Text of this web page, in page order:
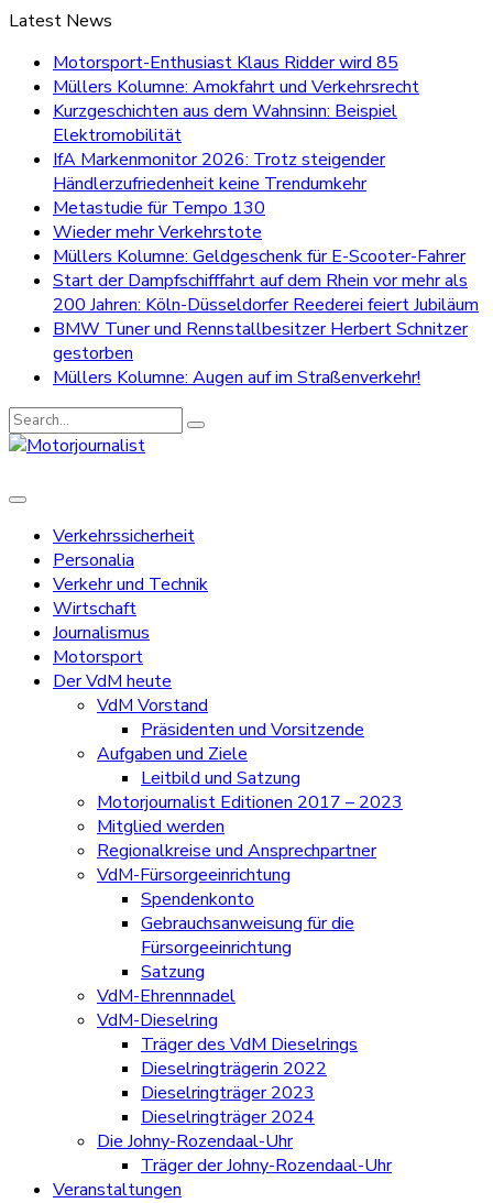
Latest News
Motorsport-Enthusiast Klaus Ridder wird 85
Müllers Kolumne: Amokfahrt und Verkehrsrecht
Kurzgeschichten aus dem Wahnsinn: Beispiel
Elektromobilität
IfA Markenmonitor 2026: Trotz steigender
Händlerzufriedenheit keine Trendumkehr
Metastudie für Tempo 130
Wieder mehr Verkehrstote
Müllers Kolumne: Geldgeschenk für E-Scooter-Fahrer
Start der Dampfschifffahrt auf dem Rhein vor mehr als
200 Jahren: Köln-Düsseldorfer Reederei feiert Jubiläum
BMW Tuner und Rennstallbesitzer Herbert Schnitzer
gestorben
Müllers Kolumne: Augen auf im Straßenverkehr!
Search
for:
Verkehrssicherheit
Personalia
Verkehr und Technik
Wirtschaft
Journalismus
Motorsport
Der VdM heute
VdM Vorstand
Präsidenten und Vorsitzende
Aufgaben und Ziele
Leitbild und Satzung
Motorjournalist Editionen 2017 – 2023
Mitglied werden
Regionalkreise und Ansprechpartner
VdM-Fürsorgeeinrichtung
Spendenkonto
Gebrauchsanweisung für die
Fürsorgeeinrichtung
Satzung
VdM-Ehrennnadel
VdM-Dieselring
Träger des VdM Dieselrings
Dieselringträgerin 2022
Dieselringträger 2023
Dieselringträger 2024
Die Johny-Rozendaal-Uhr
Träger der Johny-Rozendaal-Uhr
Veranstaltungen